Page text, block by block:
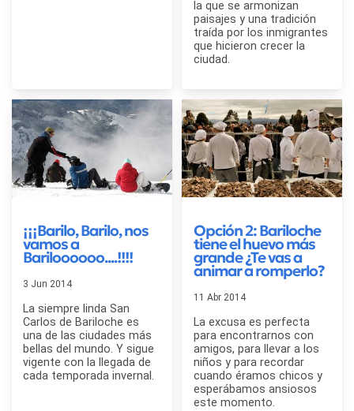
la que se armonizan
paisajes y una tradición
traída por los inmigrantes
que hicieron crecer la
ciudad.
¡¡¡Barilo, Barilo, nos
vamos a
Bariloooooo....!!!!
3 Jun 2014
La siempre linda San
Carlos de Bariloche es
una de las ciudades más
bellas del mundo. Y sigue
vigente con la llegada de
cada temporada invernal.
Opción 2: Bariloche
tiene el huevo más
grande ¿Te vas a
animar a romperlo?
11 Abr 2014
La excusa es perfecta
para encontrarnos con
amigos, para llevar a los
niños y para recordar
cuando éramos chicos y
esperábamos ansiosos
este momento.